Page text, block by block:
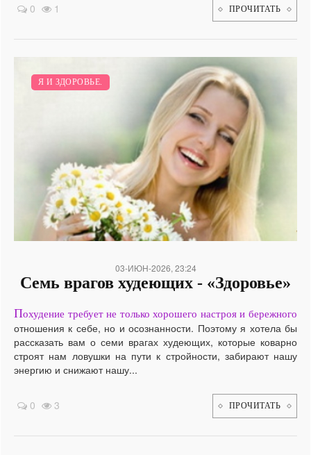
0 1 ПРОЧИТАТЬ
Я И ЗДОРОВЬЕ.
03-ИЮН-2026, 23:24
Семь врагов худеющих - «Здоровье»
Похудение требует не только хорошего настроя и бережного
отношения к себе, но и осознанности. Поэтому я хотела бы
рассказать вам о семи врагах худеющих, которые коварно
строят нам ловушки на пути к стройности, забирают нашу
энергию и снижают нашу...
0 3 ПРОЧИТАТЬ